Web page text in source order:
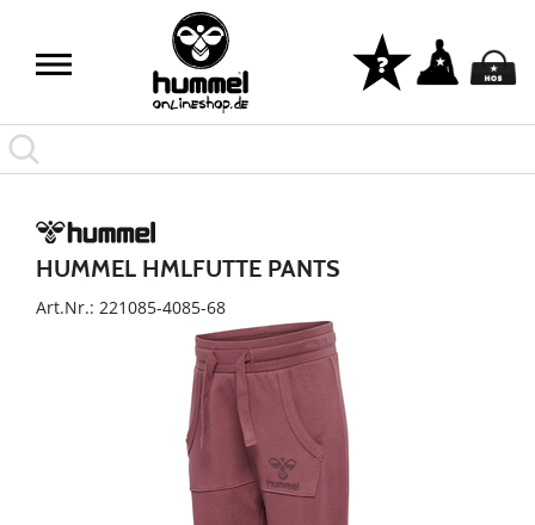
HUMMEL HMLFUTTE PANTS
Art.Nr.: 221085-4085-68